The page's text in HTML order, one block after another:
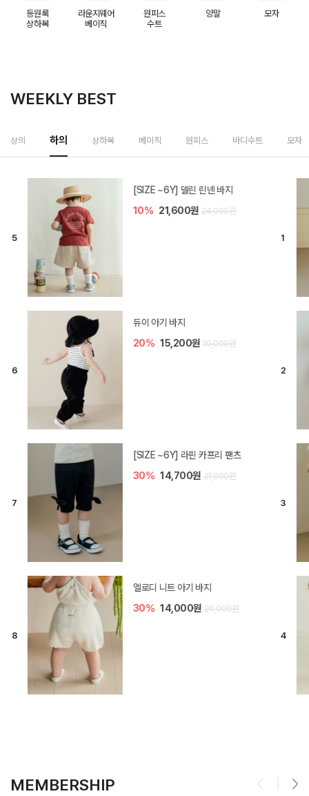
등원룩
상하복
라운지웨어
베이직
원피스
수트
양말 모자
WEEKLY BEST
상의 하의 상하복 베이직 원피스 바디수트 모자
[SIZE ~6Y] 델린 린넨 바지
10% 21,600원 24,000원
듀이 아기 바지
20% 15,200원 19,000원
[SIZE ~6Y] 라핀 카프리 팬츠
30% 14,700원 21,000원
엘로디 니트 아기 바지
30% 14,000원 20,000원
MEMBERSHIP